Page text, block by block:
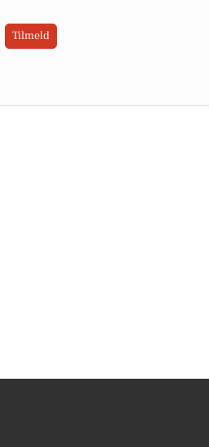
Tilmeld